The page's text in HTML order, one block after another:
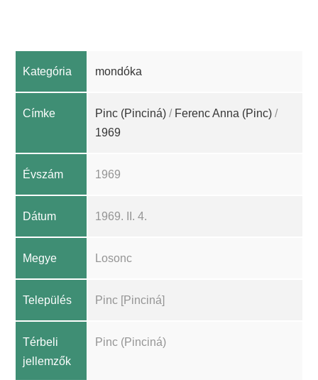
Kategória mondóka
Címke Pinc (Pinciná) / Ferenc Anna (Pinc) /
1969
Évszám 1969
Dátum 1969. II. 4.
Megye Losonc
Település Pinc [Pinciná]
Térbeli
jellemzők
Pinc (Pinciná)